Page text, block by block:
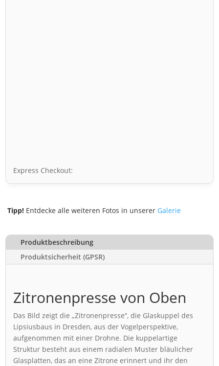
Express Checkout:
Tipp! Entdecke alle weiteren Fotos in unserer Galerie
Produktbeschreibung
Produktsicherheit (GPSR)
Zitronenpresse von Oben
Das Bild zeigt die „Zitronenpresse“, die Glaskuppel des
Lipsiusbaus in Dresden, aus der Vogelperspektive,
aufgenommen mit einer Drohne. Die kuppelartige
Struktur besteht aus einem radialen Muster bläulicher
Glasplatten, das an eine Zitrone erinnert und ihr den